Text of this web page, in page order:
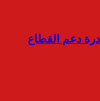
دعم القطاع